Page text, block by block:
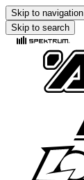
Skip to navigation
Skip to search